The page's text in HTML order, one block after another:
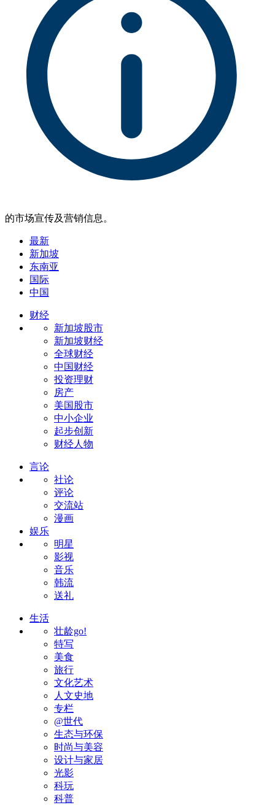
的市场宣传及营销信息。
最新
新加坡
东南亚
国际
中国
财经
新加坡股市
新加坡财经
全球财经
中国财经
投资理财
房产
美国股市
中小企业
起步创新
财经人物
言论
社论
评论
交流站
漫画
娱乐
明星
影视
音乐
韩流
送礼
生活
壮龄go!
特写
美食
旅行
文化艺术
人文史地
专栏
@世代
生态与环保
时尚与美容
设计与家居
光影
科玩
科普